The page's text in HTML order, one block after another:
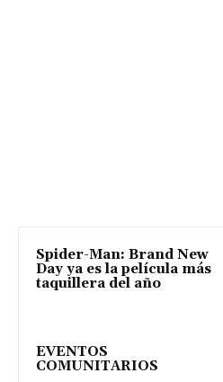
Spider-Man: Brand New
Day ya es la película más
taquillera del año
EVENTOS
COMUNITARIOS